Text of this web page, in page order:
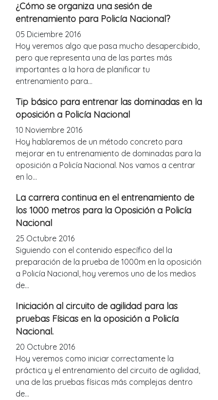
¿Cómo se organiza una sesión de
entrenamiento para Policía Nacional?
05 Diciembre 2016
Hoy veremos algo que pasa mucho desapercibido,
pero que representa una de las partes más
importantes a la hora de planificar tu
entrenamiento para...
Tip básico para entrenar las dominadas en la
oposición a Policía Nacional
10 Noviembre 2016
Hoy hablaremos de un método concreto para
mejorar en tu entrenamiento de dominadas para la
oposición a Policía Nacional. Nos vamos a centrar
en lo...
La carrera continua en el entrenamiento de
los 1000 metros para la Oposición a Policía
Nacional
25 Octubre 2016
Siguiendo con el contenido específico del la
preparación de la prueba de 1000m en la oposición
a Policía Nacional, hoy veremos uno de los medios
de...
Iniciación al circuito de agilidad para las
pruebas Físicas en la oposición a Policía
Nacional.
20 Octubre 2016
Hoy veremos como iniciar correctamente la
práctica y el entrenamiento del circuito de agilidad,
una de las pruebas físicas más complejas dentro
de...